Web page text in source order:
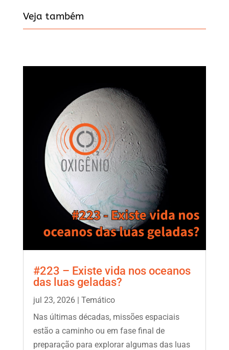
Veja também
#223 – Existe vida nos oceanos
das luas geladas?
jul 23, 2026| Temático
Nas últimas décadas, missões espaciais
estão a caminho ou em fase final de
preparação para explorar algumas das luas